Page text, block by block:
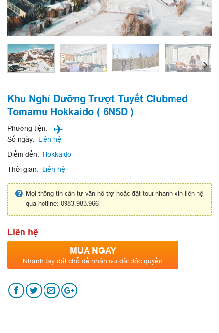
Khu Nghỉ Dưỡng Trượt Tuyết Clubmed
Tomamu Hokkaido ( 6N5D )
Phương tiện:
Số ngày: Liên hệ
Điểm đến: Hokkaido
Thời gian: Liên hệ
Mọi thông tin cần tư vấn hổ trợ hoặc đặt tour nhanh xin liên hệ
qua hotline: 0983.983.966
Liên hệ
MUA NGAY
Nhanh tay đặt chỗ để nhận ưu đãi độc quyền